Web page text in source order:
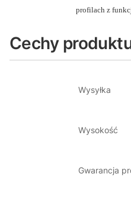
profilach z
Cechy
Wysyłka
Wysokość
Gwarancja